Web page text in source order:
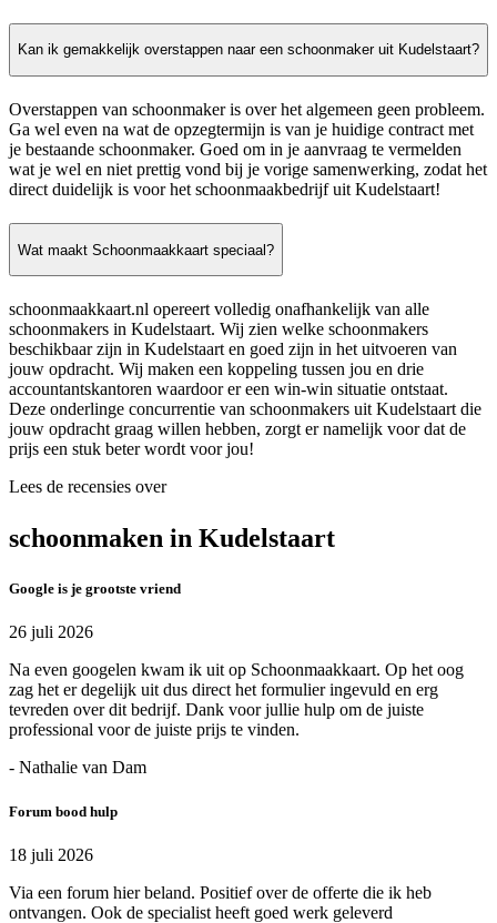
Kan ik gemakkelijk overstappen naar een schoonmaker uit Kudelstaart?
Overstappen van schoonmaker is over het algemeen geen probleem.
Ga wel even na wat de opzegtermijn is van je huidige contract met
je bestaande schoonmaker. Goed om in je aanvraag te vermelden
wat je wel en niet prettig vond bij je vorige samenwerking, zodat het
direct duidelijk is voor het schoonmaakbedrijf uit Kudelstaart!
Wat maakt Schoonmaakkaart speciaal?
schoonmaakkaart.nl opereert volledig onafhankelijk van alle
schoonmakers in Kudelstaart. Wij zien welke schoonmakers
beschikbaar zijn in Kudelstaart en goed zijn in het uitvoeren van
jouw opdracht. Wij maken een koppeling tussen jou en drie
accountantskantoren waardoor er een win-win situatie ontstaat.
Deze onderlinge concurrentie van schoonmakers uit Kudelstaart die
jouw opdracht graag willen hebben, zorgt er namelijk voor dat de
prijs een stuk beter wordt voor jou!
Lees de recensies over
schoonmaken in Kudelstaart
Google is je grootste vriend
26 juli 2026
Na even googelen kwam ik uit op Schoonmaakkaart. Op het oog
zag het er degelijk uit dus direct het formulier ingevuld en erg
tevreden over dit bedrijf. Dank voor jullie hulp om de juiste
professional voor de juiste prijs te vinden.
- Nathalie van Dam
Forum bood hulp
18 juli 2026
Via een forum hier beland. Positief over de offerte die ik heb
ontvangen. Ook de specialist heeft goed werk geleverd